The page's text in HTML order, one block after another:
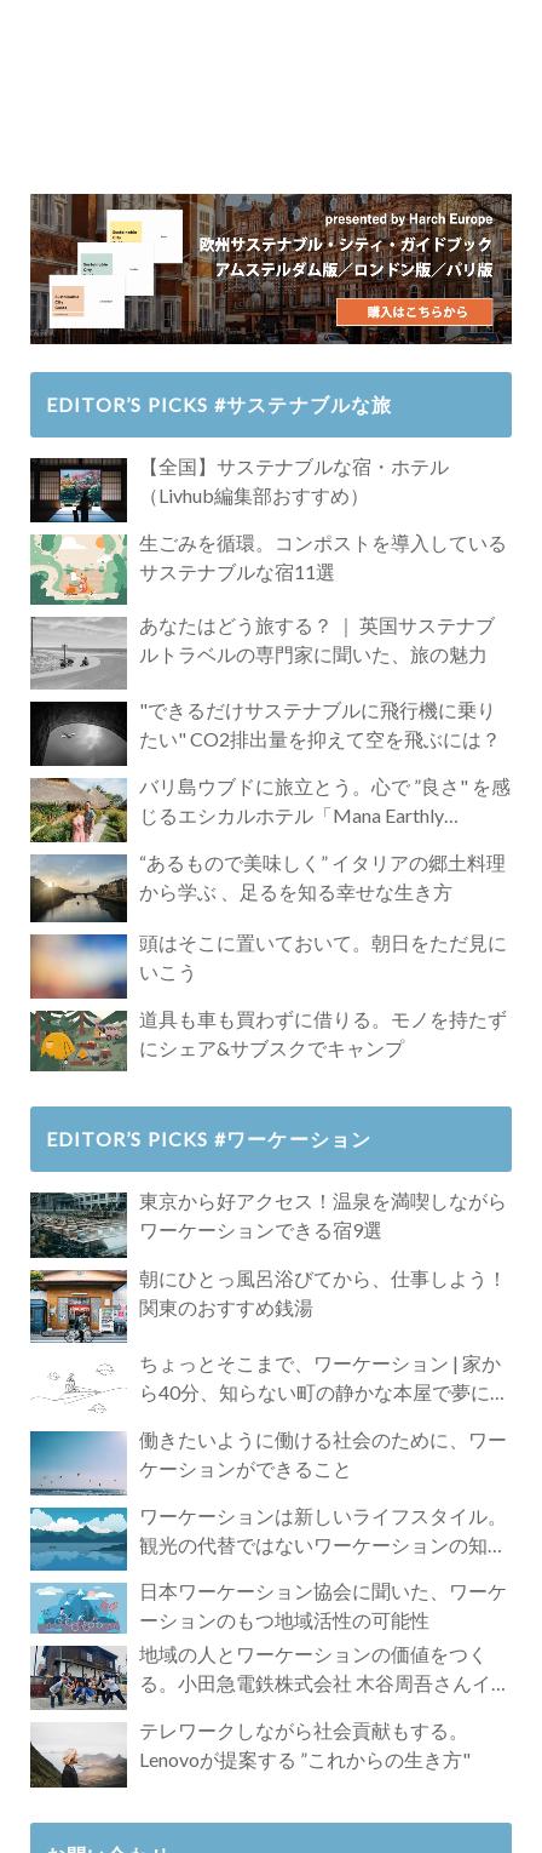
EDITOR’S PICKS #サステナブルな旅
【全国】サステナブルな宿・ホテル
（Livhub編集部おすすめ）
生ごみを循環。コンポストを導入している
サステナブルな宿11選
あなたはどう旅する？ ｜ 英国サステナブ
ルトラベルの専門家に聞いた、旅の魅力
"できるだけサステナブルに飛行機に乗り
たい" CO2排出量を抑えて空を飛ぶには？
バリ島ウブドに旅立とう。心で ”良さ" を感
じるエシカルホテル「Mana Earthly
“あるもので美味しく” イタリアの郷土料理
から学ぶ 、足るを知る幸せな生き方
頭はそこに置いておいて。朝日をただ見に
いこう
道具も車も買わずに借りる。モノを持たず
にシェア&サブスクでキャンプ
EDITOR’S PICKS #ワーケーション
東京から好アクセス！温泉を満喫しながら
ワーケーションできる宿9選
朝にひとっ風呂浴びてから、仕事しよう！
関東のおすすめ銭湯
ちょっとそこまで、ワーケーション | 家か
ら40分、知らない町の静かな本屋で夢に近
働きたいように働ける社会のために、ワー
ケーションができること
ワーケーションは新しいライフスタイル。
観光の代替ではないワーケーションの知ら
日本ワーケーション協会に聞いた、ワーケ
ーションのもつ地域活性の可能性
地域の人とワーケーションの価値をつく
る。小田急電鉄株式会社 木谷周吾さんイン
テレワークしながら社会貢献もする。
Lenovoが提案する ”これからの生き方"